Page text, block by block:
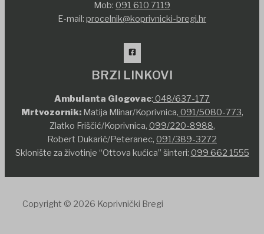
Mob: 091 610 7119
E-mail: procelnik@koprivnicki-bregi.hr
BRZI LINKOVI
Ambulanta Glogovac: 048/637-177
Mrtvozornik:Matija Mlinar/Koprivnica, 091/5080-773,
Zlatko Friščić/Koprivnica, 099/220-8988,
Robert Dukarić/Peteranec, 091/389-3272
Sklonište za životinje “Ottova kućica” šinteri: 099 662 1555
Copyright © 2026 Koprivnički Bregi